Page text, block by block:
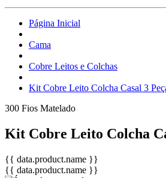
Página Inicial
Cama
Cobre Leitos e Colchas
Kit Cobre Leito Colcha Casal 3
300 Fios Matelado
Kit Cobre Leito Colcha
{{ data.product.name }}
{{ data.product.name }}